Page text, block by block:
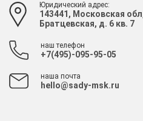
Юридический адрес:
143441, Московская
Братцевская, д. 6 кв. 7
наш телефон
+7(495)-095-95-05
наша почта
hello@sady-msk.ru